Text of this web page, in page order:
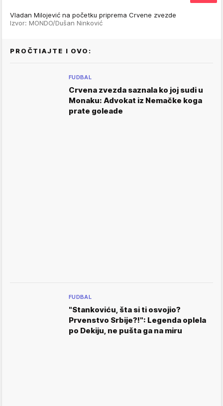
Vladan Milojević na početku priprema Crvene zvezde
Izvor: MONDO/Dušan Ninković
PROČTIAJTE I OVO:
FUDBAL
Crvena zvezda saznala ko joj sudi u
Monaku: Advokat iz Nemačke koga
prate goleade
FUDBAL
"Stankoviću, šta si ti osvojio?
Prvenstvo Srbije?!": Legenda oplela
po Dekiju, ne pušta ga na miru